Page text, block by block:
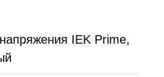
IEK Prime,